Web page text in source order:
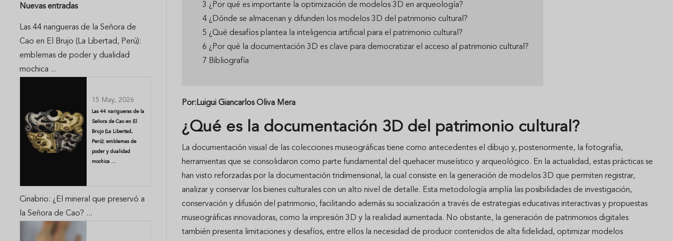
Nuevas entradas
Las 44 narigueras de la Señora de
Cao en El Brujo (La Libertad, Perú):
emblemas de poder y dualidad
mochica ...
15 May, 2026
Las 44 narigueras de la
Señora de Cao en El
Brujo (La Libertad,
Perú): emblemas de
poder y dualidad
mochica ...
Cinabrio: ¿El mineral que preservó a
la Señora de Cao? ...
3 ¿Por qué es importante la optimización de modelos 3D en arqueología?
4 ¿Dónde se almacenan y difunden los modelos 3D del patrimonio cultural?
5 ¿Qué desafíos plantea la inteligencia artificial para el patrimonio cultural?
6 ¿Por qué la documentación 3D es clave para democratizar el acceso al patrimonio cultural?
7 Bibliografía
Por:Luigui Giancarlos Oliva Mera
¿Qué es la documentación 3D del patrimonio cultural?
La documentación visual de las colecciones museográficas tiene como antecedentes el dibujo y, posteriormente, la fotografía,
herramientas que se consolidaron como parte fundamental del quehacer museístico y arqueológico. En la actualidad, estas prácticas se
han visto reforzadas por la documentación tridimensional, la cual consiste en la generación de modelos 3D que permiten registrar,
analizar y conservar los bienes culturales con un alto nivel de detalle. Esta metodología amplía las posibilidades de investigación,
conservación y difusión del patrimonio, facilitando además su socialización a través de estrategias educativas interactivas y propuestas
museográficas innovadoras, como la impresión 3D y la realidad aumentada. No obstante, la generación de patrimonios digitales
también presenta limitaciones y desafíos, entre ellos la necesidad de producir contenidos de alta fidelidad, optimizar modelos